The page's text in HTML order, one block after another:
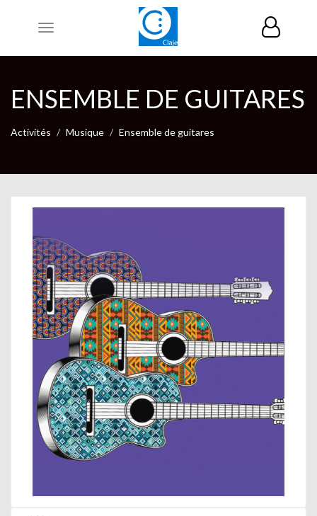
Toggle
ENSEMBLE DE GUITARES
Activités Musique Ensemble de guitares